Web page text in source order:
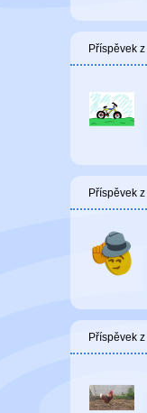
Příspěvek z
Příspěvek z
Příspěvek z